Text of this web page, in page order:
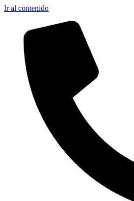
Ir al contenido